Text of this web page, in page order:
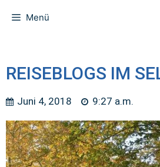
Menü
REISEBLOGS IM
Juni 4, 2018 9:27 a.m.